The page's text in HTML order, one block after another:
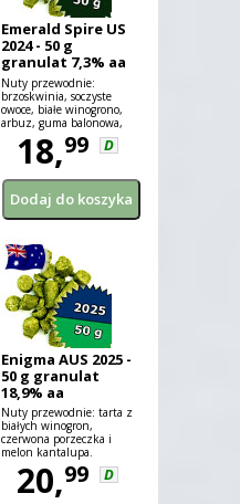
Emerald Spire US
2024 - 50 g
granulat 7,3% aa
Nuty przewodnie:
brzoskwinia, soczyste
owoce, białe winogrono,
arbuz, guma balonowa,
skórka melona, szampan.
18,99 D
Enigma AUS 2025 -
50 g granulat
18,9% aa
Nuty przewodnie: tarta z
białych winogron,
czerwona porzeczka i
melon kantalupa.
20,99 D